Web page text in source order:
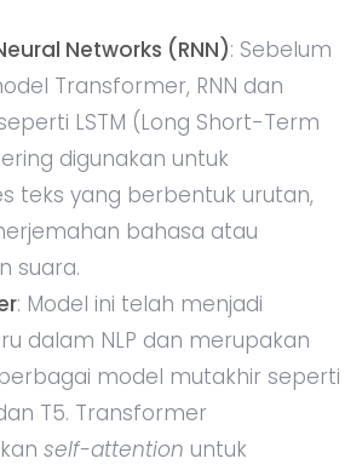
Networks (RNN): Sebelum
Transformer, RNN dan
LSTM (Long Short-Term
digunakan untuk
teks yang berbentuk urutan,
bahasa atau
suara.
: Model ini telah menjadi
dalam NLP dan merupakan
model mutakhir seperti
dan T5. Transformer
self-attention untuk